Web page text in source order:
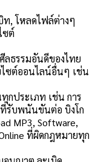
ท, โหลดไฟล์ต่างๆ
ซต์
ธรรมอันดีของไทย
ซต์ออนไลน์อื่นๆ เช่น
กประเภท เช่น การ
รับพนันขันต่อ บิงโก
MP3, Software,
ที่ผิดกฎหมายทุก